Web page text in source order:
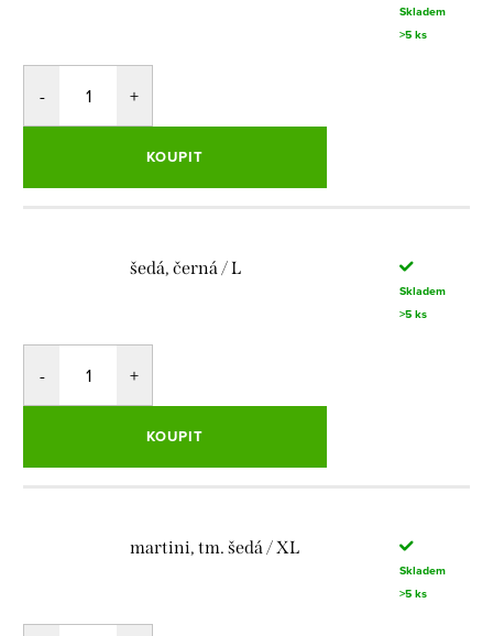
Skladem
>5 ks
KOUPIT
šedá, černá / L
Skladem
>5 ks
KOUPIT
martini, tm. šedá / XL
Skladem
>5 ks